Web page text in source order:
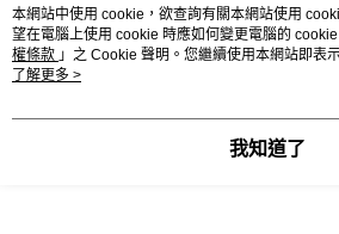
熱門標籤
本網站中使用 cookie，欲查詢有關本網站使用
望在電腦上使用 cookie 時應如何變更電腦的
權條款 」之 Cookie 聲明。您繼續使用本網站即表
用條款之 Cookie 聲明使用 cookie。
了解更多 >
我知道了